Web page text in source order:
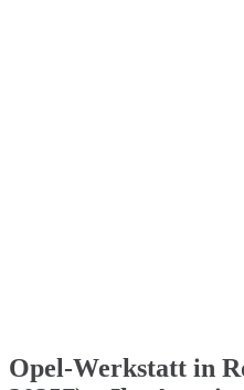
Opel-Werkstatt in